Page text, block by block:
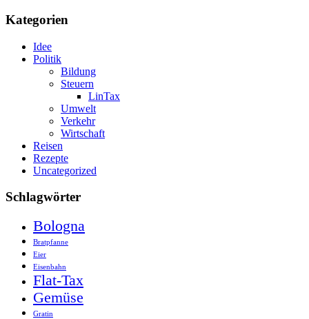
Kategorien
Idee
Politik
Bildung
Steuern
LinTax
Umwelt
Verkehr
Wirtschaft
Reisen
Rezepte
Uncategorized
Schlagwörter
Bologna
Bratpfanne
Eier
Eisenbahn
Flat-Tax
Gemüse
Gratin